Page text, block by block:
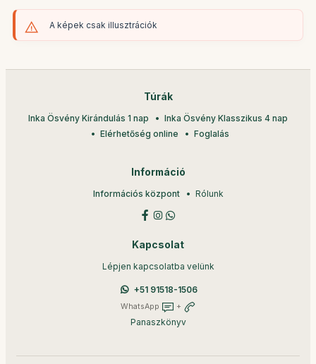
A képek csak illusztrációk
Túrák
Inka Ösvény Kirándulás 1 nap
Inka Ösvény Klasszikus 4 nap
Elérhetőség online
Foglalás
Információ
Információs központ Rólunk
Kapcsolat
Lépjen kapcsolatba velünk
+51 91518-1506
WhatsApp +
Panaszkönyv